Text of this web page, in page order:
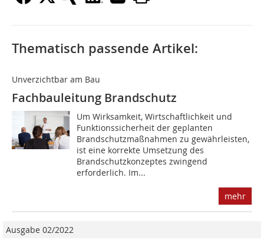
Thematisch passende Artikel:
Unverzichtbar am Bau
Fachbauleitung Brandschutz
Um Wirksamkeit, Wirtschaftlichkeit und
Funktionssicherheit der geplanten
Brandschutzmaßnahmen zu gewährleisten,
ist eine korrekte Umsetzung des
Brandschutzkonzeptes zwingend
erforderlich. Im...
mehr
Ausgabe 02/2022